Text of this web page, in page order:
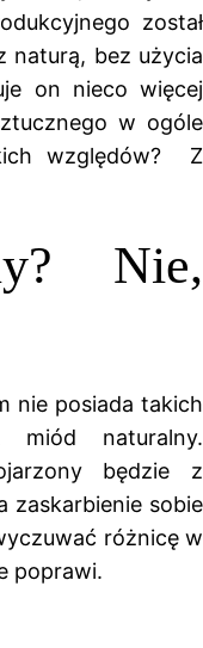
został
bez użycia
on nieco więcej
w ogóle
względów? Z
Nie,
nie posiada takich
miód naturalny.
będzie z
zaskarbienie sobie
różnicę w
poprawi.